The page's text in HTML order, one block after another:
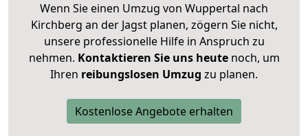
Wenn Sie einen Umzug von Wuppertal nach
Kirchberg an der Jagst planen, zögern Sie nicht,
unsere professionelle Hilfe in Anspruch zu
nehmen. Kontaktieren Sie uns heutenoch, um
Ihren reibungslosen Umzug zu planen.
Kostenlose Angebote erhalten